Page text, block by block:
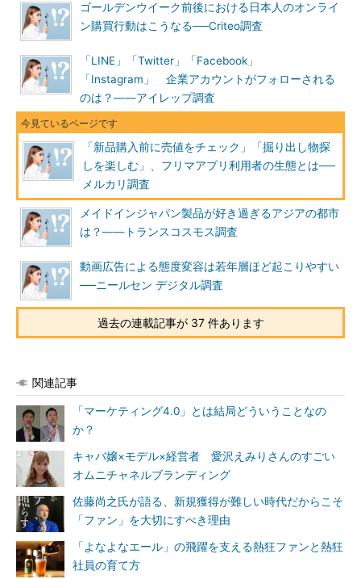
ゴールデンウイーク前後における日本人のオンライ
ン購買行動はこうなる──Criteo調査
「LINE」「Twitter」「Facebook」
「Instagram」 企業アカウントがフォローされる
のは？――アイレップ調査
「新品購入前に売値をチェック」「掘り出し物探
しを楽しむ」、フリマアプリ利用者の生態とは──
メルカリ調査
メイドインジャパン製品が好き過ぎるアジアの都市
は？――トランスコスモス調査
動画広告による態度変容は若年層ほど起こりやすい
──ニールセン デジタル調査
過去の連載記事が 37 件あります
関連記事
「マーケティング4.0」とは結局どういうことなの
か？
キャバ嬢×モデル×経営者 愛沢えみりさんのすごい
オムニチャネルブランディング
佐藤尚之氏が語る、新規獲得が難しい時代だからこそ
「ファン」を大切にすべき理由
「よなよなエール」の飛躍を支える熱狂ファンと熱狂
社員の育て方